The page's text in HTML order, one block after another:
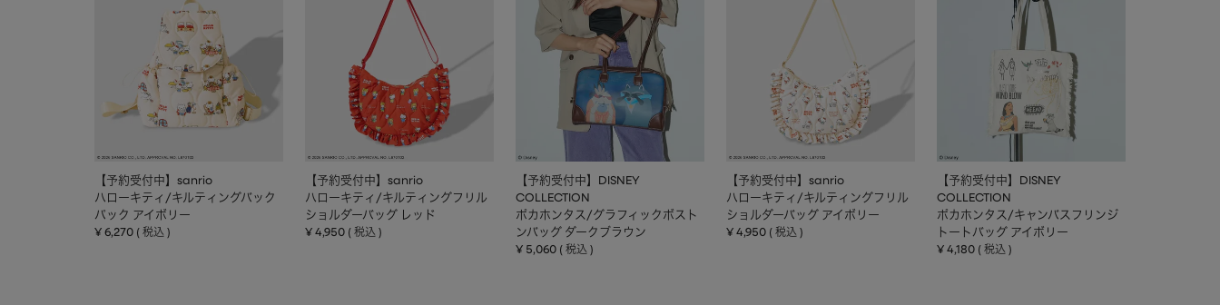
【予約受付中】sanrio
ハローキティ/キルティングバック
パック アイボリー
¥ 6,270 税込
【予約受付中】sanrio
ハローキティ/キルティングフリル
ショルダーバッグ レッド
¥ 4,950 税込
【予約受付中】DISNEY
COLLECTION
ポカホンタス/グラフィックボスト
ンバッグ ダークブラウン
¥ 5,060 税込
【予約受付中】sanrio
ハローキティ/キルティングフリル
ショルダーバッグ アイボリー
¥ 4,950 税込
【予約受付中】DISNEY
COLLECTION
ポカホンタス/キャンバスフリンジ
トートバッグ アイボリー
¥ 4,180 税込